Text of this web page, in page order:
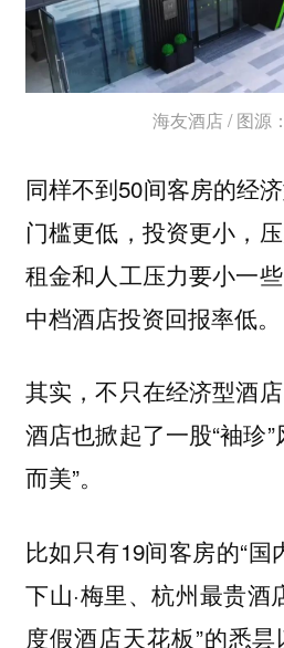
海友酒店 / 图源
同样不到50间客房的经
门槛更低，投资更小，
租金和人工压力要小一
中档酒店投资回报率低。
其实，不只在经济型酒
酒店也掀起了一股“袖珍
而美”。
比如只有19间客房的“国
下山·梅里、杭州最贵酒
度假酒店天花板”的悉昙